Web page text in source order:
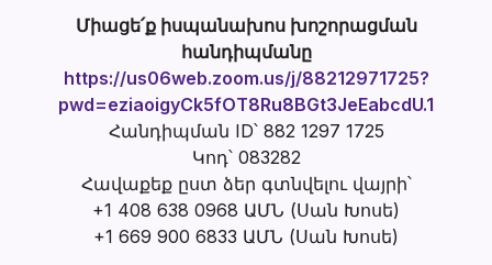
Միացե՛ք իսպանախոս խոշորացման
հանդիպմանը
https://us06web.zoom.us/j/88212971725?
pwd=eziaoigyCk5fOT8Ru8BGt3JeEabcdU.1
Հանդիպման ID՝ 882 1297 1725
Կոդ՝ 083282
Հավաքեք ըստ ձեր գտնվելու վայրի՝
+1 408 638 0968 ԱՄՆ (Սան Խոսե)
+1 669 900 6833 ԱՄՆ (Սան Խոսե)